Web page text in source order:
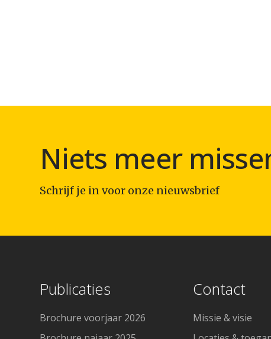
Niets meer
Schrijf je in voor onze nieuwsbrief
Publicaties
Brochure voorjaar 2026
Contact
Missie & visie